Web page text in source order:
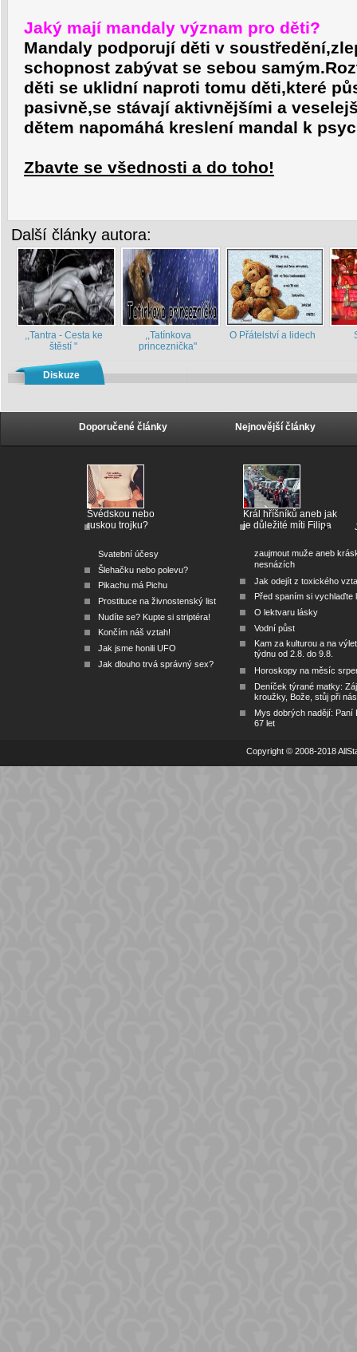
Jaký mají mandaly význam pro děti?
Mandaly podporují děti v
schopnost zabývat se sebou
děti se uklidní naproti tomu děti,které
pasivně,se stávají aktivnějšími a
dětem napomáhá kreslení mandal k
Zbavte se všednosti a do toho!
Další články autora:
,,Tantra - Cesta ke
štěstí "
,,Tatínkova
princeznička"
O Přátelství a lidech
Diskuze
Doporučené články
Švédskou nebo
ruskou trojku?
Svatební účesy
Šlehačku nebo polevu?
Pikachu má Pichu
Prostituce na živnostenský list
Nudíte se? Kupte si striptéra!
Končím náš vztah!
Jak jsme honili UFO
Jak dlouho trvá správný sex?
Nejnovější články
Král hříšníků aneb jak
je důležité míti Filipa
zaujmout muže aneb
nesnázích
Jak odejít z toxického
Před spaním si vychlaďte
O lektvaru lásky
Vodní půst
Kam za kulturou a na
týdnu od 2.8. do 9.8.
Horoskopy na měsíc
Deníček týrané matky:
kroužky, Bože, stůj při nás
Mys dobrých nadějí: Paní
67 let
Copyright © 2008-2018